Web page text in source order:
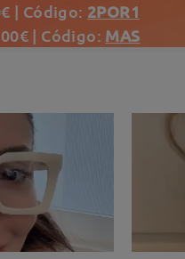
| Código: 2POR1
| Código: MAS